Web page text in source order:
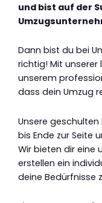
und bist auf der
Dann bist du bei
richtig! Mit unserer
unserem
dass dein Umzug
Unsere
bis Ende zur Seite
Wir bieten dir eine
erstellen ein
deine Bedürfnisse